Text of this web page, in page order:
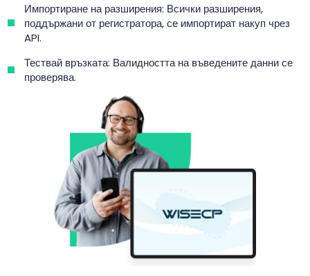
Импортиране на разширения: Всички разширения,
поддържани от регистратора, се импортират накуп чрез
API.
Тествай връзката: Валидността на въведените данни се
проверява.